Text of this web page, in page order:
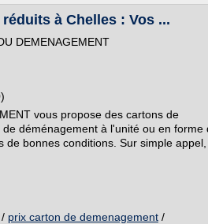
à Chelles : Vos ...
DEMENAGEMENT
vous propose des cartons de
déménagement à l'unité ou en forme
bonnes conditions. Sur simple appel,
/ prix carton de demenagement /